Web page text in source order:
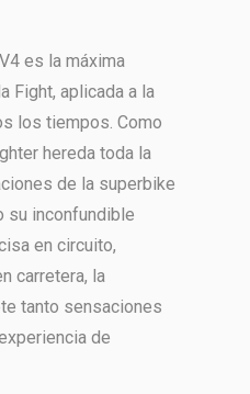
es la máxima
Fight, aplicada a la
los tiempos. Como
hereda toda la
de la superbike
su inconfundible
en circuito,
carretera, la
tanto sensaciones
de